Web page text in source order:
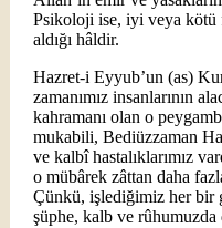
Psikoloji ise, iyi veya kötü
aldığı hâldir.
Hazret-i Eyyub’un (as)
zamanımız insanlarının
kahramanı olan o
mukabili, Bediüzzaman
ve kalbî hastalıklarımız
o mübârek zâttan daha
Çünkü, işlediğimiz her bir
şüphe, kalb ve rûhumuzda